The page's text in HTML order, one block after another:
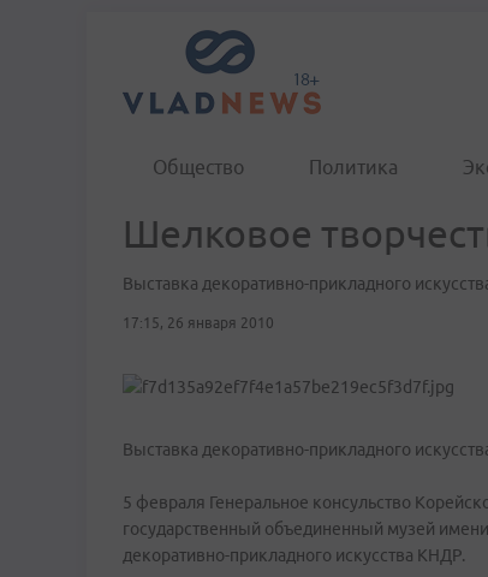
Общество Политика
Шелковое
Выставка декоративно-прикладного
17:15, 26 января 2010
Выставка декоративно-прикладного
5 февраля Генеральное консульство
государственный объединенный музей
декоративно-прикладного искусства КНДР.